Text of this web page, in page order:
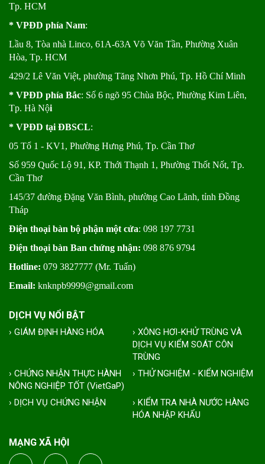
Tp. HCM
* VPĐD phía Nam:
Lầu 8, Tòa nhà Linco, 61A-63A Võ Văn Tần, Phường Xuân
Hòa, Tp. HCM
429/2 Lê Văn Việt, phường Tăng Nhơn Phú, Tp. Hồ Chí Minh
* VPĐD phía Bắc: Số 6 ngõ 95 Chùa Bộc, Phường Kim Liên,
Tp. Hà Nội
* VPĐD tại ĐBSCL:
05 Tổ 1 - KV1, Phường Hưng Phú, Tp. Cần Thơ
Số 959 Quốc Lộ 91, KP. Thới Thạnh 1, Phường Thốt Nốt, Tp.
Cần Thơ
145/37 đường Đặng Văn Bình, phường Cao Lãnh, tỉnh Đồng
Tháp
Điện thoại bàn bộ phận một cửa: 098 197 7731
Điện thoại bàn Ban chứng nhận: 098 876 9794
Hotline: 079 3827777 (Mr. Tuấn)
Email: knknpb9999@gmail.com
DỊCH VỤ NỔI BẬT
› DỊCH VỤ CHỨNG NHẬN
› KIỂM TRA NHÀ NƯỚC HÀNG
HÓA NHẬP KHẨU
› CHỨNG NHẬN THỰC HÀNH
NÔNG NGHIỆP TỐT (VietGaP)
› THỬ NGHIỆM - KIỂM NGHIỆM
› GIÁM ĐỊNH HÀNG HÓA
› XÔNG HƠI-KHỬ TRÙNG VÀ
DỊCH VỤ KIỂM SOÁT CÔN
TRÙNG
MẠNG XÃ HỘI